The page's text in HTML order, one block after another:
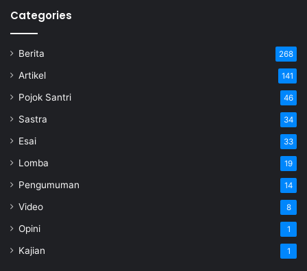
Categories
Berita 268
Artikel 141
Pojok Santri 46
Sastra 34
Esai 33
Lomba 19
Pengumuman 14
Video 8
Opini 1
Kajian 1